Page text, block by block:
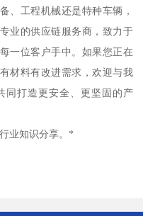
、工程机械还是特种车辆，
业的供应链服务商，致力于
一位客户手中。如果您正在
材料有改进需求，欢迎与我
同打造更安全、更坚固的产
业知识分享。*